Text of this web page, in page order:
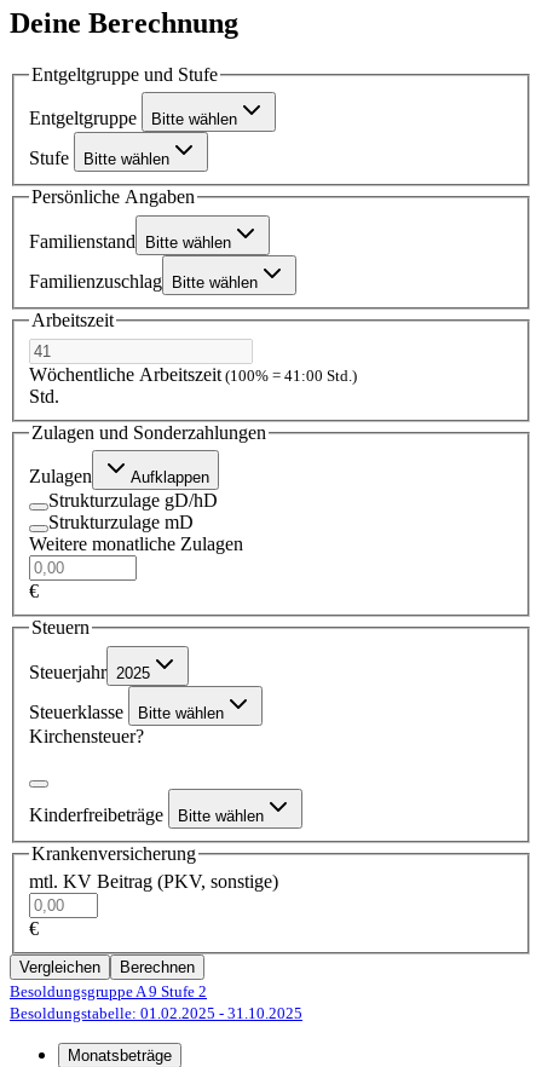
Deine Berechnung
Entgeltgruppe und Stufe
Entgeltgruppe Bitte wählen
Stufe Bitte wählen
Persönliche Angaben
Familienstand Bitte wählen
Familienzuschlag Bitte wählen
Arbeitszeit
Wöchentliche Arbeitszeit (100% = 41:00 Std.)
Std.
Zulagen und Sonderzahlungen
Zulagen Aufklappen
Strukturzulage gD/hD
Strukturzulage mD
Weitere monatliche Zulagen
€
Steuern
Steuerjahr 2025
Steuerklasse Bitte wählen
Kirchensteuer?
Kinderfreibeträge Bitte wählen
Krankenversicherung
mtl. KV Beitrag (PKV, sonstige)
€
Vergleichen
Berechnen
Besoldungsgruppe A 9 Stufe 2
Besoldungstabelle: 01.02.2025 - 31.10.2025
Monatsbeträge